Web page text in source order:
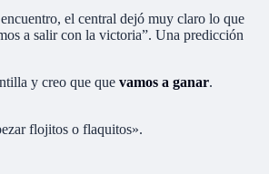
el central dejó muy claro lo que
a salir con la victoria”. Una predicción
y creo que que vamos a ganar.
flojitos o flaquitos».